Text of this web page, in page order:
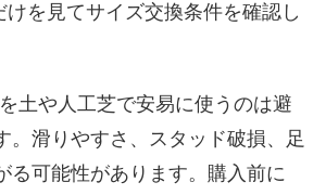
けを見てサイズ交換条件を確認し
土や人工芝で安易に使うのは避
。滑りやすさ、スタッド破損、足
る可能性があります。購入前に